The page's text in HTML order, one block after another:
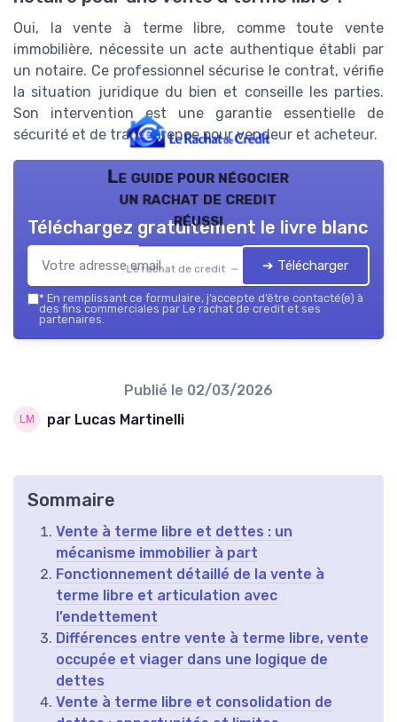
Oui, la vente à terme libre, comme toute vente
immobilière, nécessite un acte authentique établi par
un notaire. Ce professionnel sécurise le contrat, vérifie
la situation juridique du bien et conseille les parties.
Son intervention est une garantie essentielle de
sécurité et de transparence pour vendeur et acheteur.
Le guide pour négocier
un rachat de credit
réussi
Le rachat de credit — 2026
Téléchargez gratuitement le livre blanc
➔ Télécharger
* En remplissant ce formulaire, j’accepte d’être contacté(e) à
des fins commerciales par Le rachat de credit et ses
partenaires.
Publié le 02/03/2026
par Lucas Martinelli
Sommaire
Vente à terme libre et dettes : un
mécanisme immobilier à part
Fonctionnement détaillé de la vente à
terme libre et articulation avec
l’endettement
Différences entre vente à terme libre, vente
occupée et viager dans une logique de
dettes
Vente à terme libre et consolidation de